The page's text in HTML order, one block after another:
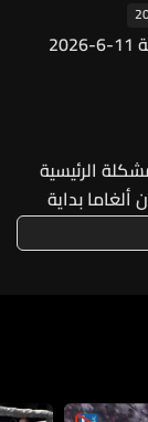
الرئيسية
ألغاما بداية
ملاحة آمن